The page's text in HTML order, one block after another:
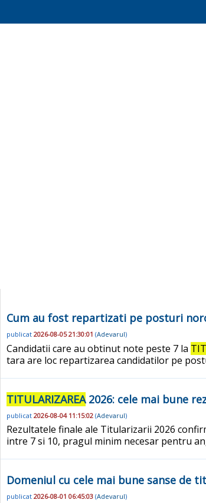
Cum au fost repartizati pe posturi
publicat 2026-08-05 21:30:01 (Adevarul)
Candidatii care au obtinut note peste 7 la
tara are loc repartizarea candidatilor pe
TITULARIZAREA2026: cele mai bune
publicat 2026-08-04 11:15:02 (Adevarul)
Rezultatele finale ale Titularizarii 2026
intre 7 si 10, pragul minim necesar pentru
Domeniul cu cele mai bune sanse de
publicat 2026-08-01 06:45:03 (Adevarul)